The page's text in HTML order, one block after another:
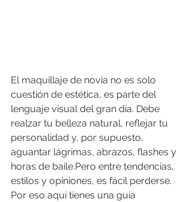
El maquillaje de novia no es solo
cuestión de estética, es parte del
lenguaje visual del gran día. Debe
realzar tu belleza natural, reflejar tu
personalidad y, por supuesto,
aguantar lágrimas, abrazos, flashes y
horas de baile.Pero entre tendencias,
estilos y opiniones, es fácil perderse.
Por eso aquí tienes una guía